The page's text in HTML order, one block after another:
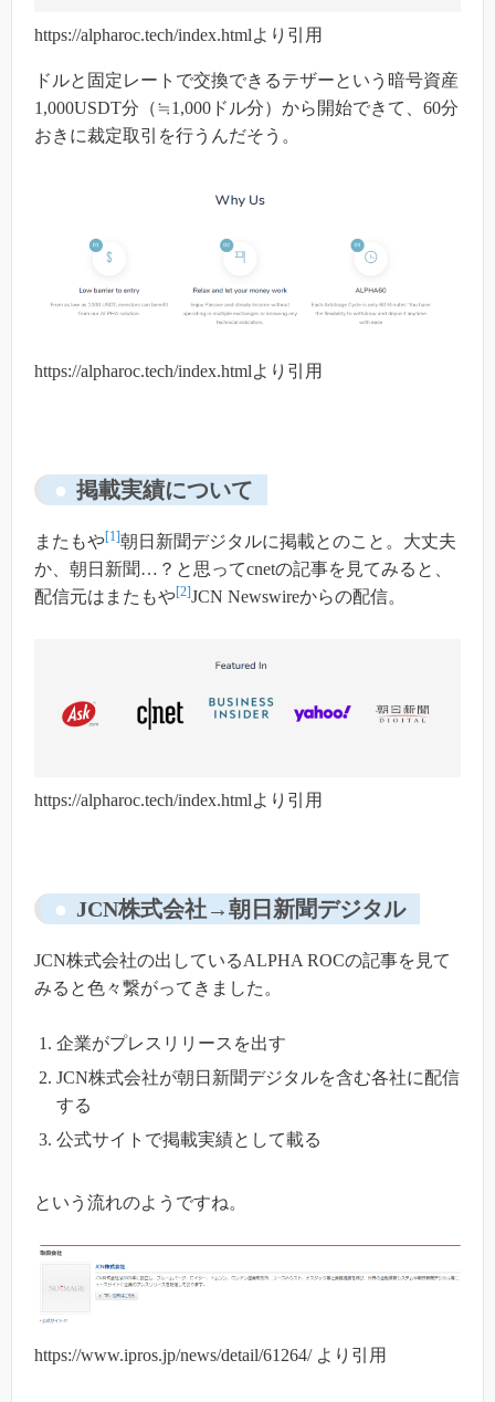
https://alpharoc.tech/index.htmlより引用
ドルと固定レートで交換できるテザーという暗号資産
1,000USDT分（≒1,000ドル分）から開始できて、60分
おきに裁定取引を行うんだそう。
https://alpharoc.tech/index.htmlより引用
掲載実績について
またもや[1]朝日新聞デジタルに掲載とのこと。大丈夫
か、朝日新聞…？と思ってcnetの記事を見てみると、
配信元はまたもや[2]JCN Newswireからの配信。
https://alpharoc.tech/index.htmlより引用
JCN株式会社→朝日新聞デジタル
JCN株式会社の出しているALPHA ROCの記事を見て
みると色々繋がってきました。
企業がプレスリリースを出す
JCN株式会社が朝日新聞デジタルを含む各社に配信
する
公式サイトで掲載実績として載る
という流れのようですね。
https://www.ipros.jp/news/detail/61264/ より引用